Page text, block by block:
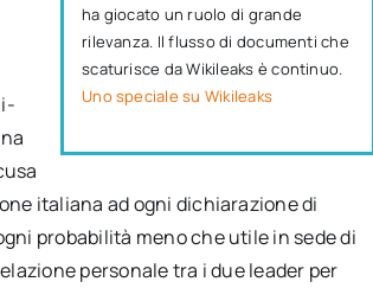
ha giocato un ruolo di grande
rilevanza. Il flusso di documenti che
scaturisce da Wikileaks è continuo.
Uno speciale su Wikileaks
italiana ad ogni dichiarazione di
probabilità meno che utile in sede di
personale tra i due leader per